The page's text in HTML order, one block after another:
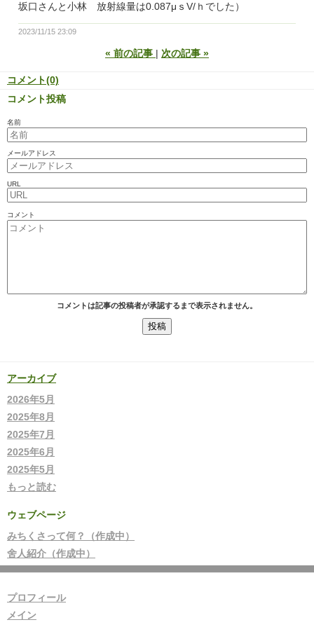
坂口さんと小林 放射線量は0.087μｓV/ｈでした）
2023/11/15 23:09
« 前の記事 次の記事 »
コメント(0)
コメント投稿
名前
メールアドレス
URL
コメント
コメントは記事の投稿者が承認するまで表示されません。
アーカイブ
2026年5月
2025年8月
2025年7月
2025年6月
2025年5月
もっと読む
ウェブページ
みちくさって何？（作成中）
舍人紹介（作成中）
プロフィール
メイン